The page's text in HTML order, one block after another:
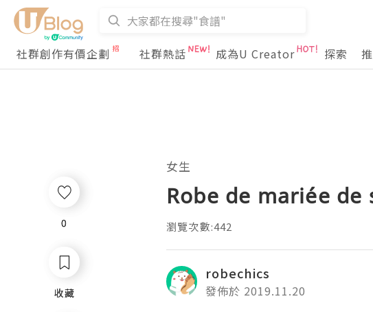
社群創作有價企劃
社群熱話 成為U Creator 探索
0
收藏
女生
Robe de mariée de
瀏覽次數:442
robechics
發佈於 2019.11.20
0
收藏